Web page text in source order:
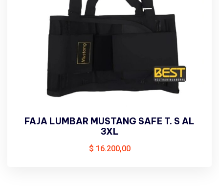
FAJA LUMBAR MUSTANG SAFE T. S AL
3XL
$ 16.200,00